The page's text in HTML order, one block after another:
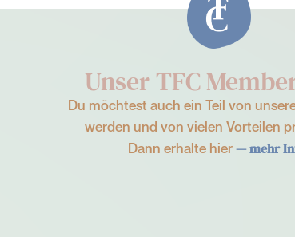
Unser TFC
Du möchtest auch ein Teil von
werden und von vielen Vorteilen
Dann erhalte hier — mehr